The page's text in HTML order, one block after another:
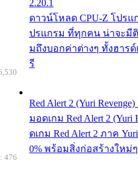
2.20.1
ดาวน์โหลด CPU-Z โปรแ
ปรแกรม ที่ทุกคน น่าจะมีติ
มถึงบอกค่าต่างๆ ทั้งฮาร
รี
Red Alert 2 (Yuri
มอดเกม Red Alert 2 (Yuri
ดเกม Red Alert 2 ภาค
0% พร้อมสิ่งก่อสร้างใหม่
476